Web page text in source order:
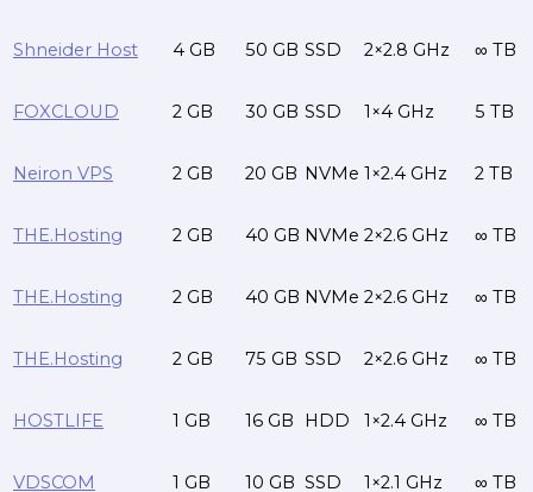
Shneider Host 4 GB 50 GB SSD 2×2.8 GHz ∞ TB
FOXCLOUD 2 GB 30 GB SSD 1×4 GHz 5 TB
Neiron VPS 2 GB 20 GB NVMe 1×2.4 GHz 2 TB
THE.Hosting 2 GB 40 GB NVMe 2×2.6 GHz ∞ TB
THE.Hosting 2 GB 40 GB NVMe 2×2.6 GHz ∞ TB
THE.Hosting 2 GB 75 GB SSD 2×2.6 GHz ∞ TB
HOSTLIFE 1 GB 16 GB HDD 1×2.4 GHz ∞ TB
VDSCOM 1 GB 10 GB SSD 1×2.1 GHz ∞ TB